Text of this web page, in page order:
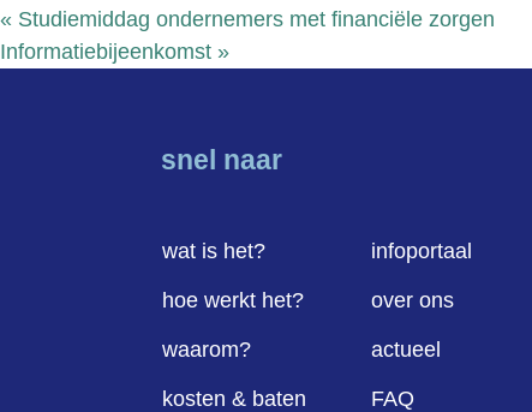
« Studiemiddag ondernemers met financiële zorgen
Informatiebijeenkomst »
snel naar
wat is het?
hoe werkt het?
waarom?
kosten & baten
infoportaal
over ons
actueel
FAQ